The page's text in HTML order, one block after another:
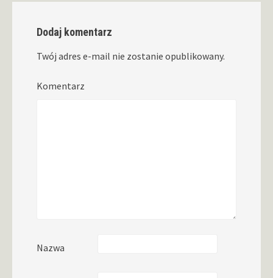
Dodaj komentarz
Twój adres e-mail nie zostanie opublikowany.
Komentarz
Nazwa